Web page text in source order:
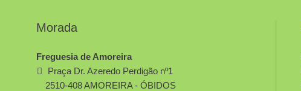
Morada
Freguesia de Amoreira
Praça Dr. Azeredo Perdigão nº1
2510-408 AMOREIRA - ÓBIDOS